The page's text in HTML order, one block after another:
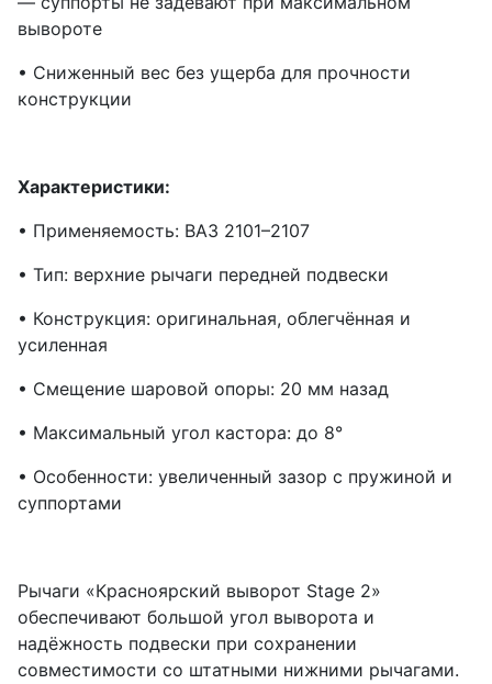
вывороте
• Сниженный вес без ущерба для прочности
конструкции
Характеристики:
• Применяемость: ВАЗ 2101–2107
• Тип: верхние рычаги передней подвески
• Конструкция: оригинальная, облегчённая и
усиленная
• Смещение шаровой опоры: 20 мм назад
• Максимальный угол кастора: до 8°
• Особенности: увеличенный зазор с пружиной и
суппортами
Рычаги «Красноярский выворот Stage 2»
обеспечивают большой угол выворота и
надёжность подвески при сохранении
совместимости со штатными нижними рычагами.